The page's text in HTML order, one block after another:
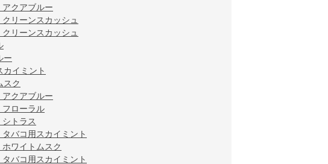
クアブルー
リーンスカッシュ
リーンスカッシュ
ー
イミント
スク
クアブルー
ローラル
トラス
バコ用スカイミント
ワイトムスク
バコ用スカイミント